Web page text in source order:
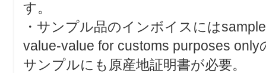
す。
・サンプル品のインボイスには
value-value for customs purposes only
サンプルにも原産地証明書が必要。